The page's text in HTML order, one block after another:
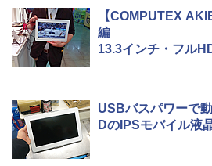
【COMPUTEX
編
13.3インチ・フル
USBバスパワーで
DのIPSモバイル液